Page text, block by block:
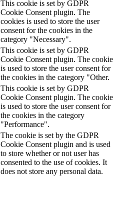
This cookie is set by GDPR
Cookie Consent plugin. The
cookies is used to store the user
consent for the cookies in the
category "Necessary".
This cookie is set by GDPR
Cookie Consent plugin. The cookie
is used to store the user consent for
the cookies in the category "Other.
This cookie is set by GDPR
Cookie Consent plugin. The cookie
is used to store the user consent for
the cookies in the category
"Performance".
The cookie is set by the GDPR
Cookie Consent plugin and is used
to store whether or not user has
consented to the use of cookies. It
does not store any personal data.